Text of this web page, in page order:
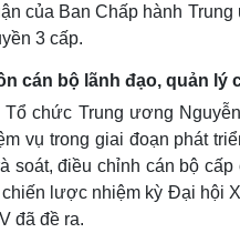
của Ban Chấp hành
3 cấp.
cán bộ lãnh đạo, quản lý
chức Trung ương
vụ trong giai đoạn phát
soát, điều chỉnh cán bộ
lược nhiệm kỳ Đại hội
đã đề ra.